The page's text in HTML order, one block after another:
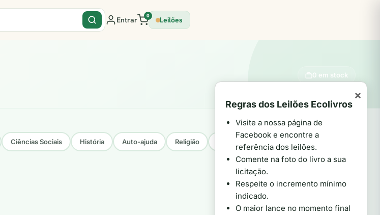
Entrar 0 Leilões
0 em stock
Ciências Sociais História Auto-ajuda Religião
×
Regras dos Leilões Ecolivros
Visite a nossa página de
Facebook e encontre a
referência dos leilões.
Comente na foto do livro a sua
licitação.
Respeite o incremento mínimo
indicado.
O maior lance no momento final